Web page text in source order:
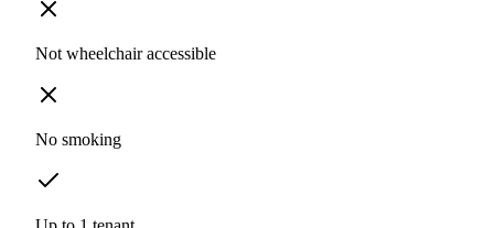
Not wheelchair accessible
No smoking